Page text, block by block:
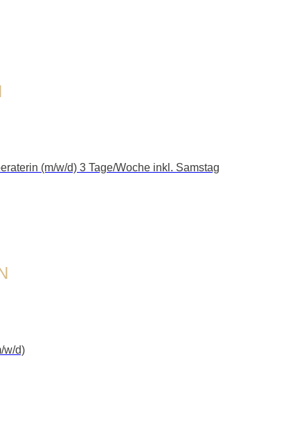
(m/w/d) 3 Tage/Woche inkl. Samstag
w/d)